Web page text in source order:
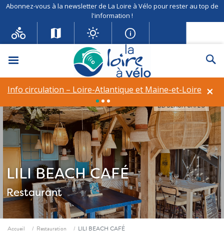
Abonnez-vous à la newsletter de La Loire à Vélo pour rester au top de
l'information !
Menu
×
Info circulation – Loire-Atlantique et Maine-et-Loire
LILI BEACH CAFÉ
Restaurant
LILI BEACH CAFÉ©
Fil d'ariane
Accueil Restauration LILI BEACH CAFÉ